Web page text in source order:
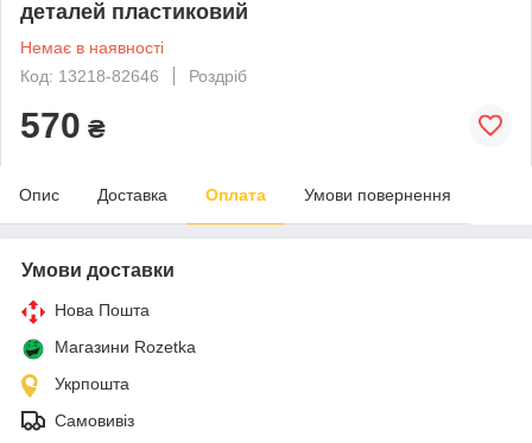
деталей пластиковий
Немає в наявності
Код: 13218-82646
Роздріб
570 ₴
Опис Доставка Оплата Умови повернення
Умови доставки
Нова Пошта
Магазини Rozetka
Укрпошта
Самовивіз